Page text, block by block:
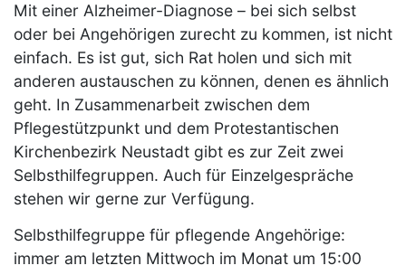
Mit einer Alzheimer-Diagnose – bei sich selbst
oder bei Angehörigen zurecht zu kommen, ist nicht
einfach. Es ist gut, sich Rat holen und sich mit
anderen austauschen zu können, denen es ähnlich
geht. In Zusammenarbeit zwischen dem
Pflegestützpunkt und dem Protestantischen
Kirchenbezirk Neustadt gibt es zur Zeit zwei
Selbsthilfegruppen. Auch für Einzelgespräche
stehen wir gerne zur Verfügung.
Selbsthilfegruppe für pflegende Angehörige:
immer am letzten Mittwoch im Monat um 15:00